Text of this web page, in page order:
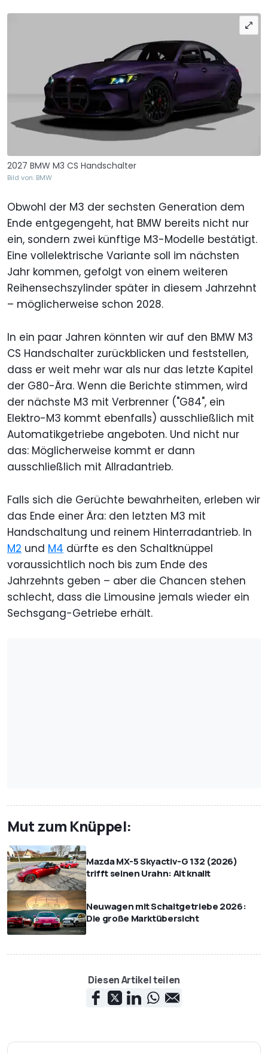
2027 BMW M3 CS Handschalter
Bild von: BMW
Obwohl der M3 der sechsten Generation dem
Ende entgegengeht, hat BMW bereits nicht nur
ein, sondern zwei künftige M3-Modelle bestätigt.
Eine vollelektrische Variante soll im nächsten
Jahr kommen, gefolgt von einem weiteren
Reihensechszylinder später in diesem Jahrzehnt
– möglicherweise schon 2028.
In ein paar Jahren könnten wir auf den BMW M3
CS Handschalter zurückblicken und feststellen,
dass er weit mehr war als nur das letzte Kapitel
der G80-Ära. Wenn die Berichte stimmen, wird
der nächste M3 mit Verbrenner ("G84", ein
Elektro-M3 kommt ebenfalls) ausschließlich mit
Automatikgetriebe angeboten. Und nicht nur
das: Möglicherweise kommt er dann
ausschließlich mit Allradantrieb.
Falls sich die Gerüchte bewahrheiten, erleben wir
das Ende einer Ära: den letzten M3 mit
Handschaltung und reinem Hinterradantrieb. In
M2 und M4 dürfte es den Schaltknüppel
voraussichtlich noch bis zum Ende des
Jahrzehnts geben – aber die Chancen stehen
schlecht, dass die Limousine jemals wieder ein
Sechsgang-Getriebe erhält.
Mut zum Knüppel:
Mazda MX-5 Skyactiv-G 132 (2026)
trifft seinen Urahn: Alt knallt
Neuwagen mit Schaltgetriebe 2026:
Die große Marktübersicht
Diesen Artikel teilen